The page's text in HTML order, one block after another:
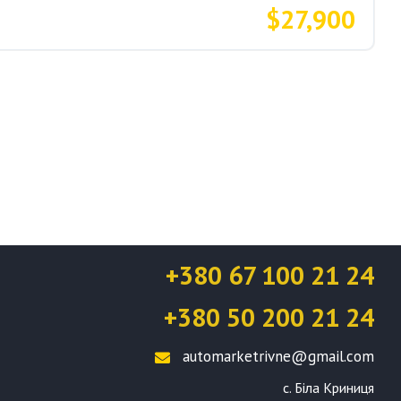
$27,900
+380 67 100 21 24
+380 50 200 21 24
automarketrivne@gmail.com
с. Біла Криниця